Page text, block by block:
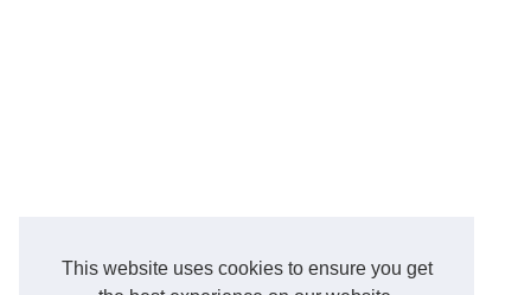
This website uses cookies to ensure you get